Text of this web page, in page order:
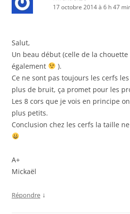
17 octobre 2014 à 6 h 47
Salut,
Un beau début (celle de la
également
).
Ce ne sont pas toujours les cerfs
plus de bruit, ça promet pour les
Les 8 cors que je vois en principe
plus petits.
Conclusion chez les cerfs la taille
A+
Mickaël
Répondre ↓